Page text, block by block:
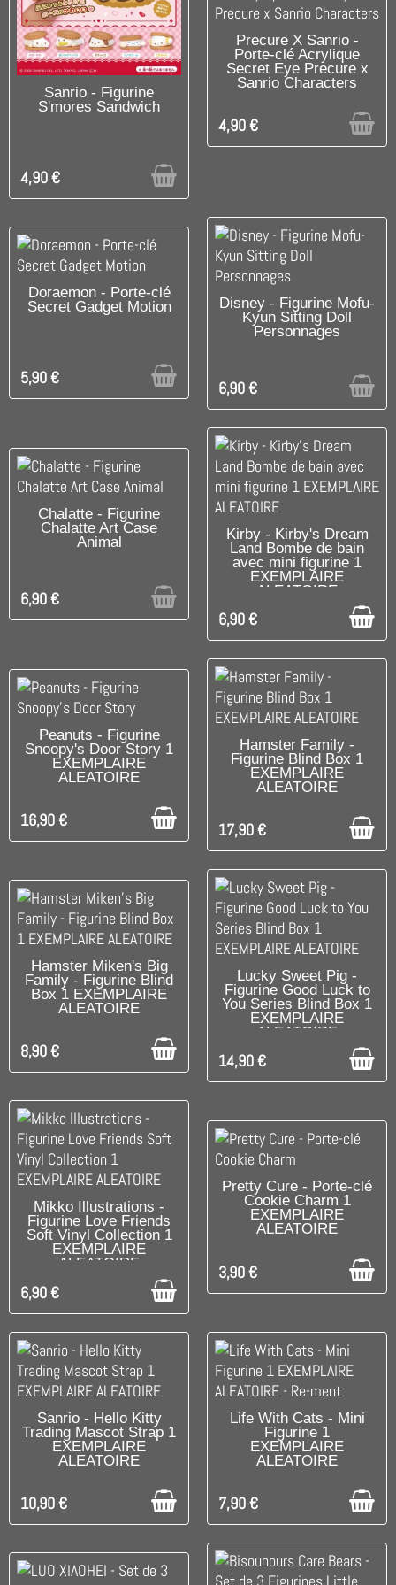
UNIQUEMENT EN BOUTIQUE
Sanrio - Figurine
S'mores Sandwich
4,90 €
UNIQUEMENT EN BOUTIQUE
Precure X Sanrio -
Porte-clé Acrylique
Secret Eye Precure x
Sanrio Characters
4,90 €
UNIQUEMENT EN BOUTIQUE
Doraemon - Porte-clé
Secret Gadget Motion
5,90 €
UNIQUEMENT EN BOUTIQUE
Disney - Figurine Mofu-
Kyun Sitting Doll
Personnages
6,90 €
UNIQUEMENT EN BOUTIQUE
Chalatte - Figurine
Chalatte Art Case
Animal
6,90 €
DISPONIBLE
Kirby - Kirby's Dream
Land Bombe de bain
avec mini figurine 1
EXEMPLAIRE
ALEATOIRE
6,90 €
DISPONIBLE
Peanuts - Figurine
Snoopy's Door Story 1
EXEMPLAIRE
ALEATOIRE
16,90 €
DISPONIBLE
Hamster Family -
Figurine Blind Box 1
EXEMPLAIRE
ALEATOIRE
17,90 €
DISPONIBLE
Hamster Miken's Big
Family - Figurine Blind
Box 1 EXEMPLAIRE
ALEATOIRE
8,90 €
DISPONIBLE
Lucky Sweet Pig -
Figurine Good Luck to
You Series Blind Box 1
EXEMPLAIRE
ALEATOIRE
14,90 €
C'EST LE DERNIER !
Mikko Illustrations -
Figurine Love Friends
Soft Vinyl Collection 1
EXEMPLAIRE
ALEATOIRE
6,90 €
DISPONIBLE
Pretty Cure - Porte-clé
Cookie Charm 1
EXEMPLAIRE
ALEATOIRE
3,90 €
DISPONIBLE
Sanrio - Hello Kitty
Trading Mascot Strap 1
EXEMPLAIRE
ALEATOIRE
10,90 €
DISPONIBLE
Life With Cats - Mini
Figurine 1
EXEMPLAIRE
ALEATOIRE
7,90 €